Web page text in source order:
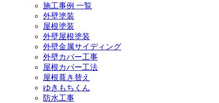
施工事例 一覧
外壁塗装
屋根塗装
外壁屋根塗装
外壁金属サイディング
外壁カバー工事
屋根カバー工法
屋根葺き替え
ゆきもちくん
防水工事